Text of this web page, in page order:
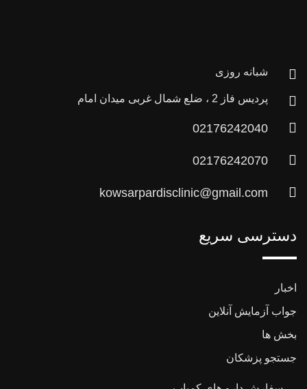
شبانه روزی
پردیس فاز 2 ، ضلع شمال غربی میدان امام
02176242040
02176242070
kowsarpardisclinic@gmail.com
دسترسی سریع
اخبار
جواب آزمایش آنلاین
بخش ها
جستجو پزشکان